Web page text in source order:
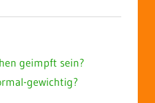
geimpft sein?
gewichtig?